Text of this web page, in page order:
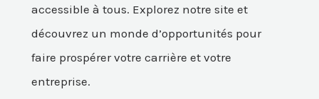
accessible à tous. Explorez notre site et
découvrez un monde d’opportunités pour
faire prospérer votre carrière et votre
entreprise.